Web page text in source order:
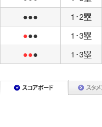
●●●
1･2塁
●●● 1･3塁
●●● 1･3塁